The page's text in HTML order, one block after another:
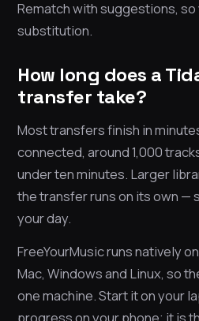
Rematch with suggestions,
substitution.
How long does a
transfer take?
Most transfers finish in
connected, around 1,000
under ten minutes. Larger
the transfer runs on its own —
your day.
FreeYourMusic runs natively
Mac, Windows and Linux, so
one machine. Start it on your
progress on your phone; it is